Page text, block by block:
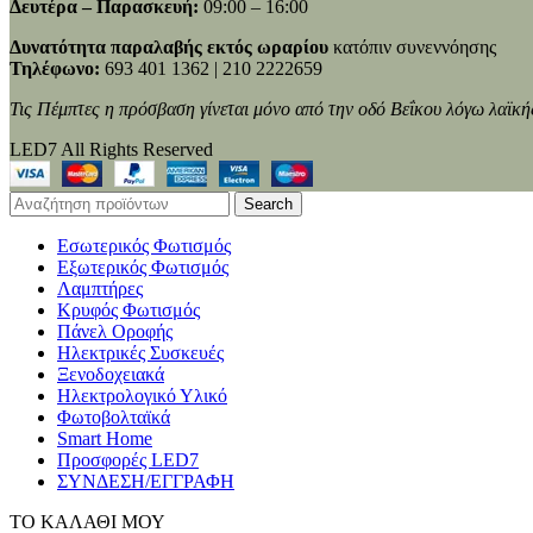
Δευτέρα – Παρασκευή: 09:00 – 16:00
Δυνατότητα παραλαβής εκτός ωραρίου κατόπιν συνεννόησης
Τηλέφωνο: 693 401 1362 | 210 2222659
Τις Πέμπτες η πρόσβαση γίνεται μόνο από την οδό Βεΐκου λόγω
LED7 All Rights Reserved
Search
Εσωτερικός Φωτισμός
Εξωτερικός Φωτισμός
Λαμπτήρες
Κρυφός Φωτισμός
Πάνελ Οροφής
Ηλεκτρικές Συσκευές
Ξενοδοχειακά
Ηλεκτρολογικό Υλικό
Φωτοβολταϊκά
Smart Home
Προσφορές LED7
ΣΥΝΔΕΣΗ/ΕΓΓΡΑΦΗ
ΤΟ ΚΑΛΑΘΙ ΜΟΥ